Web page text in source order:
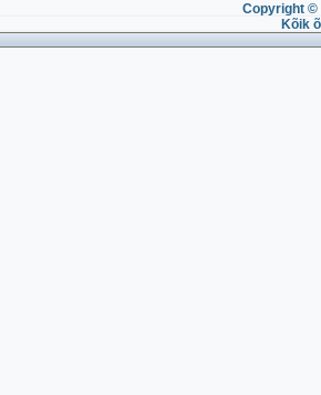
Copyright ©
Kõik